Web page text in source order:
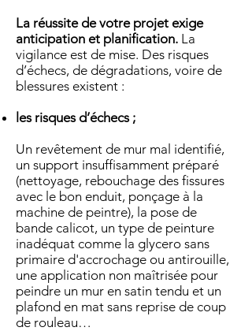
La réussite de votre projet exige
anticipation et planification. La
vigilance est de mise. Des risques
d’échecs, de dégradations, voire de
blessures existent :
les risques d’échecs ;
Un revêtement de mur mal identifié,
un support insuffisamment préparé
(nettoyage, rebouchage des fissures
avec le bon enduit, ponçage à la
machine de peintre), la pose de
bande calicot, un type de peinture
inadéquat comme la glycero sans
primaire d'accrochage ou antirouille,
une application non maîtrisée pour
peindre un mur en satin tendu et un
plafond en mat sans reprise de coup
de rouleau…